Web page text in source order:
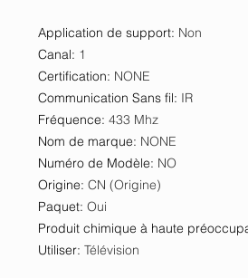
Application de support: Non
Canal: 1
Certification: NONE
Communication Sans fil: IR
Fréquence: 433 Mhz
Nom de marque: NONE
Numéro de Modèle: NO
Origine: CN (Origine)
Paquet: Oui
Produit chimique à haute
Utiliser: Télévision